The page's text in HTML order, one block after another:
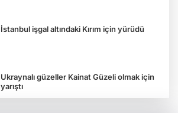
İstanbul işgal altındaki Kırım için yürüdü
Ukraynalı güzeller Kainat Güzeli olmak için
yarıştı